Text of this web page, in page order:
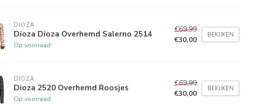
DIOZA
Dioza Dioza Overhemd Salerno 2514
Op voorraad
€69,99
€30,00
BEKIJKEN
DIOZA
Dioza 2520 Overhemd Roosjes
Op voorraad
€69,99
€30,00
BEKIJKEN